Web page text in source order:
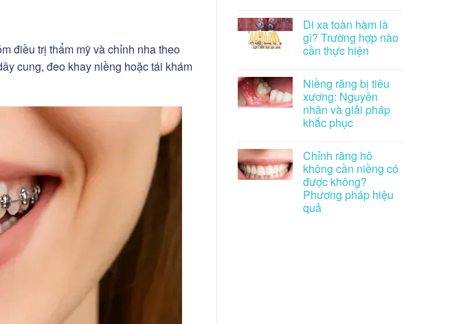
điều trị thẩm mỹ và chỉnh nha theo
cung, đeo khay niềng hoặc tái khám
Di xa toàn hàm là
gì? Trường hợp nào
cần thực hiện
Niềng răng bị tiêu
xương: Nguyên
nhân và giải pháp
khắc phục
Chỉnh răng hô
không cần niềng có
được không?
Phương pháp hiệu
quả